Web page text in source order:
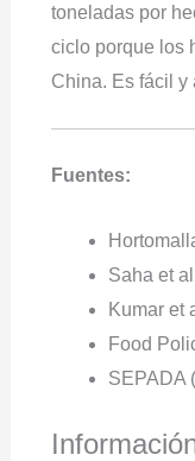
toneladas por
ciclo porque los
China. Es fácil y
Fuentes:
Saha et
Kumar et
Food
SEPADA